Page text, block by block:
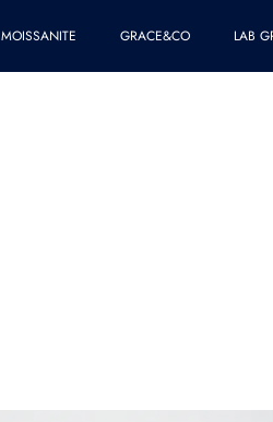
MOISSANITE GRACE&CO LAB